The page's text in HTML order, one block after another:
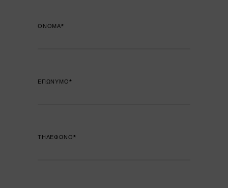
ΟΝΟΜΑ*
ΕΠΩΝΥΜΟ*
ΤΗΛΕΦΩΝΟ*